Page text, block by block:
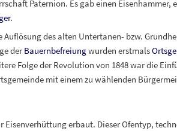
Paternion. Es gab einen
.
Auflösung des alten Untertanen- bzw.
derBauernbefreiungwurden erstmals
Folge der Revolution von 1848 war die
mit einem zu wählenden
Eisenverhüttung erbaut. Dieser Ofentyp,